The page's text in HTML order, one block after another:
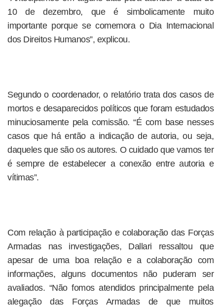
10 de dezembro, que é simbolicamente muito
importante porque se comemora o Dia Internacional
dos Direitos Humanos”, explicou.
Segundo o coordenador, o relatório trata dos casos de
mortos e desaparecidos políticos que foram estudados
minuciosamente pela comissão. “É com base nesses
casos que há então a indicação de autoria, ou seja,
daqueles que são os autores. O cuidado que vamos ter
é sempre de estabelecer a conexão entre autoria e
vítimas”.
Com relação à participação e colaboração das Forças
Armadas nas investigações, Dallari ressaltou que
apesar de uma boa relação e a colaboração com
informações, alguns documentos não puderam ser
avaliados. “Não fomos atendidos principalmente pela
alegação das Forças Armadas de que muitos